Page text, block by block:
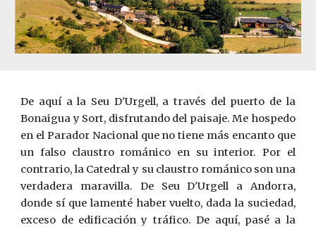
De aquí a la Seu D'Urgell, a través del puerto de la
Bonaigua y Sort, disfrutando del paisaje. Me hospedo
en el Parador Nacional que no tiene más encanto que
un falso claustro románico en su interior. Por el
contrario, la Catedral y su claustro románico son una
verdadera maravilla. De Seu D'Urgell a Andorra,
donde sí que lamenté haber vuelto, dada la suciedad,
exceso de edificación y tráfico. De aquí, pasé a la